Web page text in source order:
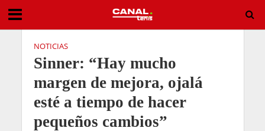
NOTICIAS
Sinner: “Hay mucho
margen de mejora, ojalá
esté a tiempo de hacer
pequeños cambios”